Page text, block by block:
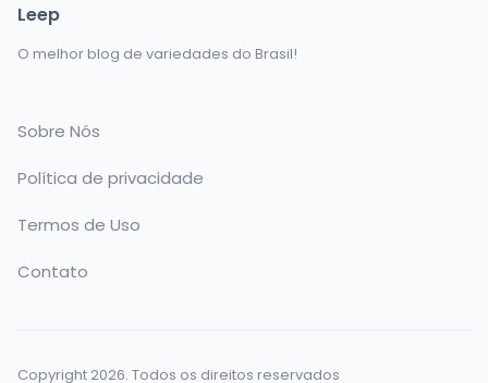
Leep
O melhor blog de variedades do Brasil!
Sobre Nós
Política de privacidade
Termos de Uso
Contato
Copyright 2026. Todos os direitos reservados